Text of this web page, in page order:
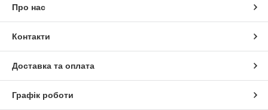
Про нас
Контакти
Доставка та оплата
Графік роботи